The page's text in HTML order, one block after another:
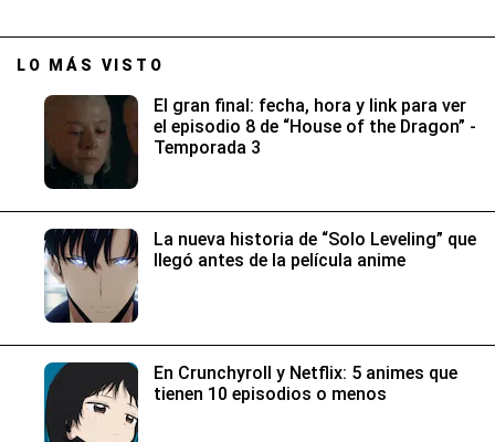
LO MÁS VISTO
El gran final: fecha, hora y link para ver
el episodio 8 de “House of the Dragon” -
Temporada 3
La nueva historia de “Solo Leveling” que
llegó antes de la película anime
En Crunchyroll y Netflix: 5 animes que
tienen 10 episodios o menos